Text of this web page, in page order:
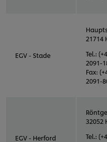
EGV - Stade
21714
Tel.:
2091-
Fax:
2091-
EGV - Herford
32052
Tel.: